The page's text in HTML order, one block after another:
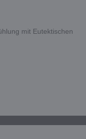
mit Eutektischen